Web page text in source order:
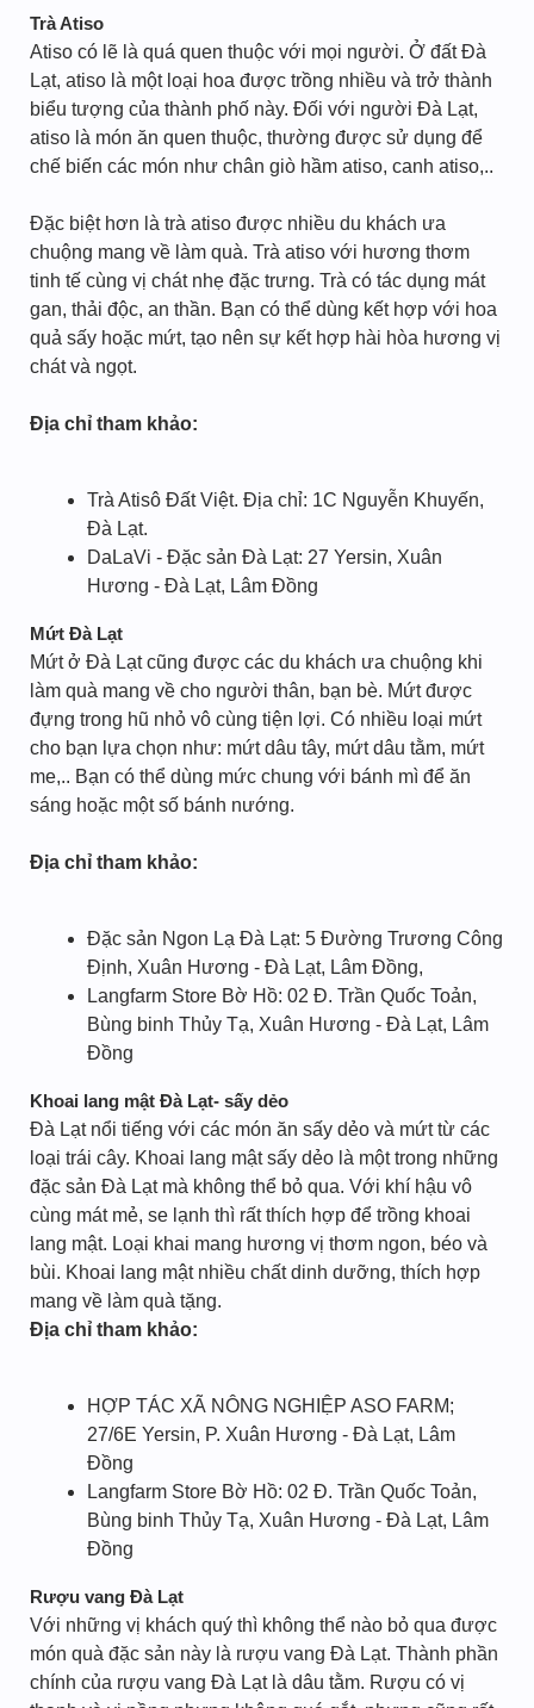
Trà Atiso
Atiso có lẽ là quá quen thuộc với mọi người. Ở đất Đà
Lạt, atiso là một loại hoa được trồng nhiều và trở thành
biểu tượng của thành phố này. Đối với người Đà Lạt,
atiso là món ăn quen thuộc, thường được sử dụng để
chế biến các món như chân giò hầm atiso, canh atiso,..
Đặc biệt hơn là trà atiso được nhiều du khách ưa
chuộng mang về làm quà. Trà atiso với hương thơm
tinh tế cùng vị chát nhẹ đặc trưng. Trà có tác dụng mát
gan, thải độc, an thần. Bạn có thể dùng kết hợp với hoa
quả sấy hoặc mứt, tạo nên sự kết hợp hài hòa hương vị
chát và ngọt.
Địa chỉ tham khảo:
Trà Atisô Đất Việt. Địa chỉ: 1C Nguyễn Khuyến,
Đà Lạt.
DaLaVi - Đặc sản Đà Lạt: 27 Yersin, Xuân
Hương - Đà Lạt, Lâm Đồng
Mứt Đà Lạt
Mứt ở Đà Lạt cũng được các du khách ưa chuộng khi
làm quà mang về cho người thân, bạn bè. Mứt được
đựng trong hũ nhỏ vô cùng tiện lợi. Có nhiều loại mứt
cho bạn lựa chọn như: mứt dâu tây, mứt dâu tằm, mứt
me,.. Bạn có thể dùng mức chung với bánh mì để ăn
sáng hoặc một số bánh nướng.
Địa chỉ tham khảo:
Đặc sản Ngon Lạ Đà Lạt: 5 Đường Trương Công
Định, Xuân Hương - Đà Lạt, Lâm Đồng,
Langfarm Store Bờ Hồ: 02 Đ. Trần Quốc Toản,
Bùng binh Thủy Tạ, Xuân Hương - Đà Lạt, Lâm
Đồng
Khoai lang mật Đà Lạt- sấy dẻo
Đà Lạt nổi tiếng với các món ăn sấy dẻo và mứt từ các
loại trái cây. Khoai lang mật sấy dẻo là một trong những
đặc sản Đà Lạt mà không thể bỏ qua. Với khí hậu vô
cùng mát mẻ, se lạnh thì rất thích hợp để trồng khoai
lang mật. Loại khai mang hương vị thơm ngon, béo và
bùi. Khoai lang mật nhiều chất dinh dưỡng, thích hợp
mang về làm quà tặng.
Địa chỉ tham khảo:
HỢP TÁC XÃ NÔNG NGHIỆP ASO FARM;
27/6E Yersin, P. Xuân Hương - Đà Lạt, Lâm
Đồng
Langfarm Store Bờ Hồ: 02 Đ. Trần Quốc Toản,
Bùng binh Thủy Tạ, Xuân Hương - Đà Lạt, Lâm
Đồng
Rượu vang Đà Lạt
Với những vị khách quý thì không thể nào bỏ qua được
món quà đặc sản này là rượu vang Đà Lạt. Thành phần
chính của rượu vang Đà Lạt là dâu tằm. Rượu có vị